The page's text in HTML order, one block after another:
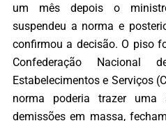
um mês depois o
suspendeu a norma e
confirmou a decisão. O piso
Confederação Nacional
Estabelecimentos e Serviços
norma poderia trazer uma
demissões em massa,